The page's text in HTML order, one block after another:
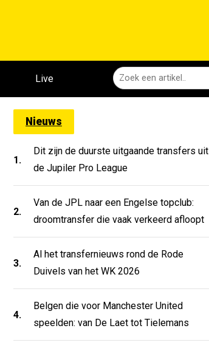
Live
Nieuws
1.
Dit zijn de duurste uitgaande transfers uit
de Jupiler Pro League
2.
Van de JPL naar een Engelse topclub:
droomtransfer die vaak verkeerd afloopt
3.
Al het transfernieuws rond de Rode
Duivels van het WK 2026
4.
Belgen die voor Manchester United
speelden: van De Laet tot Tielemans